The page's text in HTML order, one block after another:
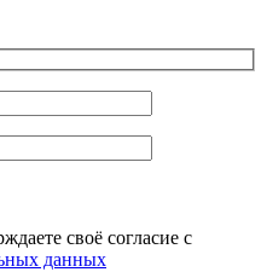
своё согласие с
данных